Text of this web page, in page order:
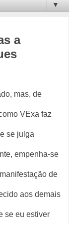
▼
a
mas, de
VExa faz
se julga
empenha-se
de
aos demais
se eu estiver